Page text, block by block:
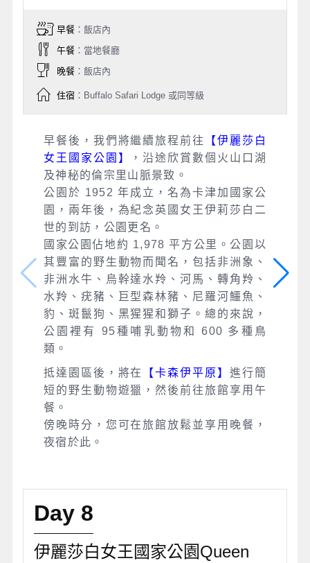
早餐：飯店內
午餐：當地餐廳
晚餐：飯店內
住宿：Buffalo Safari Lodge 或同等級
早餐後，我們將繼續旅程前往
【伊麗莎白
女王國家公園】
，沿途欣賞數個火山口湖
及神秘的倫宗里山脈景致。
公園於 1952 年成立，名為卡津加國家公
園，兩年後，為紀念英國女王伊莉莎白二
世的到訪，公園更名。
國家公園佔地約 1,978 平方公里。公園以
其豐富的野生動物而聞名，包括非洲象、
非洲水牛、烏幹達水羚、河馬、轉角羚、
水羚、疣豬、巨型森林豬、尼羅河鱷魚、
豹、斑鬣狗、黑猩猩和獅子。總的來說，
公園裡有 95種哺乳動物和 600 多種鳥
類。
抵達園區後，將在 【卡森伊平原】 進行簡
短的野生動物遊獵，然後前往旅館享用午
餐。
傍晚時分，您可在旅館放鬆並享用晚餐，
夜宿於此。
Day 8
伊麗莎白女王國家公園Queen